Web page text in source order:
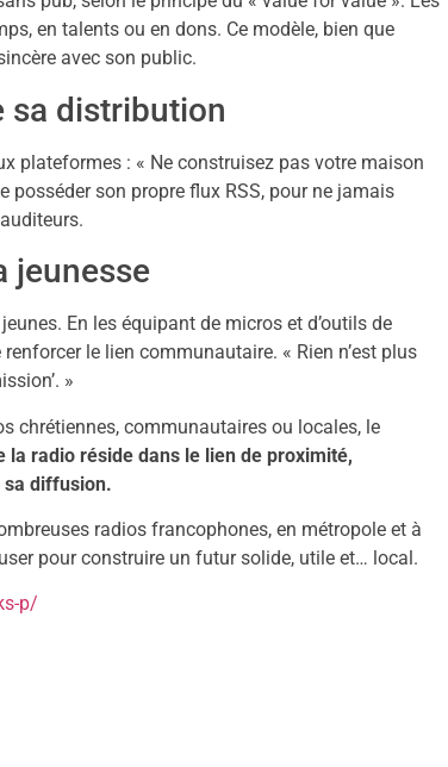
en talents ou en dons. Ce modèle, bien que
avec son public.
sa distribution
plateformes : « Ne construisez pas votre maison
posséder son propre flux RSS, pour ne jamais
jeunesse
En les équipant de micros et d’outils de
le lien communautaire. « Rien n’est plus
»
chrétiennes, communautaires ou locales, le
la radio réside dans le lien de proximité,
sa diffusion.
radios francophones, en métropole et à
pour construire un futur solide, utile et… local.
p/